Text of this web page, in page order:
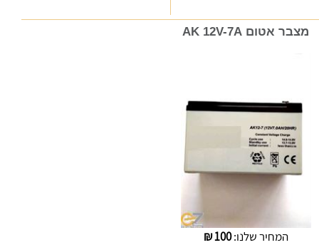
מצבר אטום AK 12V-7A
המחיר שלנו:100
₪